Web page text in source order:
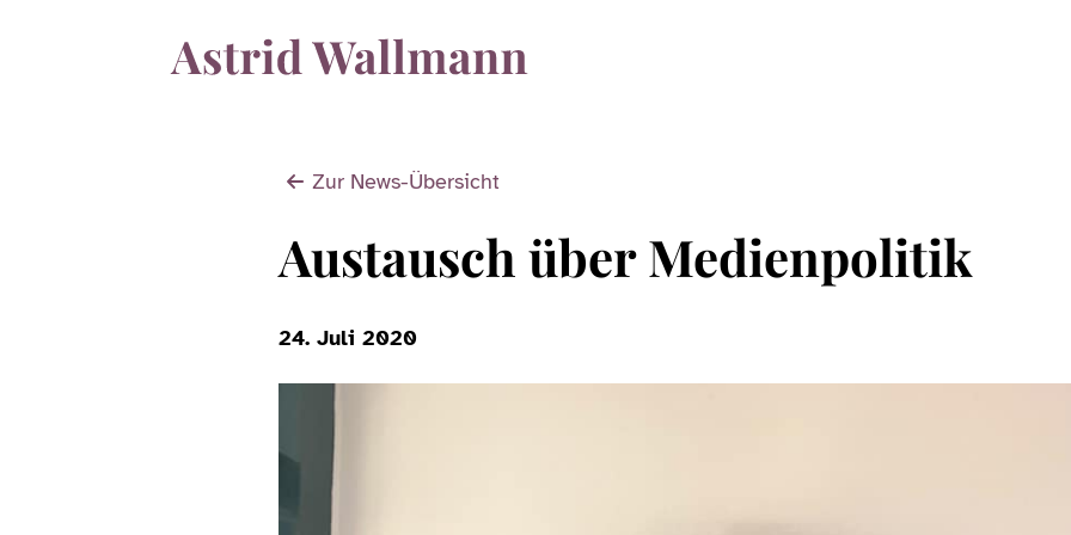
Zur News-Übersicht
Austausch über Medienpolitik
24. Juli 2020